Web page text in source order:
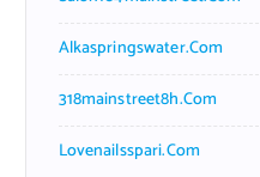
Alkaspringswater.com
318mainstreet8h.com
Lovenailsspari.com